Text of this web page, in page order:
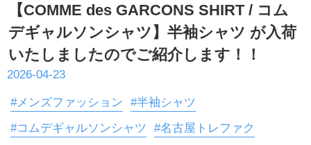
【COMME des GARCONS SHIRT / コム
デギャルソンシャツ】半袖シャツ が入荷
いたしましたのでご紹介します！！
2026-04-23
#メンズファッション
#半袖シャツ
#コムデギャルソンシャツ
#名古屋トレファク